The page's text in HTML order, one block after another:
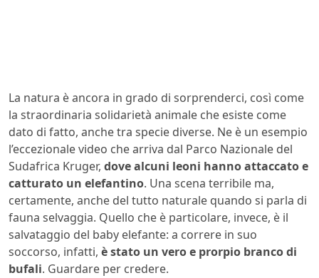
La natura è ancora in grado di sorprenderci, così come
la straordinaria solidarietà animale che esiste come
dato di fatto, anche tra specie diverse. Ne è un esempio
l’eccezionale video che arriva dal Parco Nazionale del
Sudafrica Kruger, dove alcuni leoni hanno attaccato e
catturato un elefantino. Una scena terribile ma,
certamente, anche del tutto naturale quando si parla di
fauna selvaggia. Quello che è particolare, invece, è il
salvataggio del baby elefante: a correre in suo
soccorso, infatti, è stato un vero e prorpio branco di
bufali. Guardare per credere.